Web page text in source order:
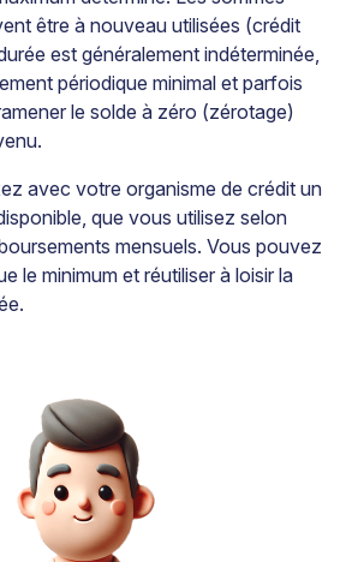
être à nouveau utilisées (crédit
est généralement indéterminée,
périodique minimal et parfois
le solde à zéro (zérotage)
avec votre organisme de crédit un
que vous utilisez selon
mensuels. Vous pouvez
le minimum et réutiliser à loisir la